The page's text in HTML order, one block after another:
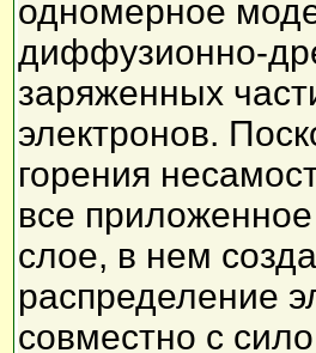
одномерное
диффузионно-
заряженных
электронов.
горения
все
слое, в нем
распределение
совместно с